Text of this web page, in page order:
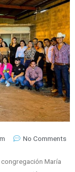
No Comments
María